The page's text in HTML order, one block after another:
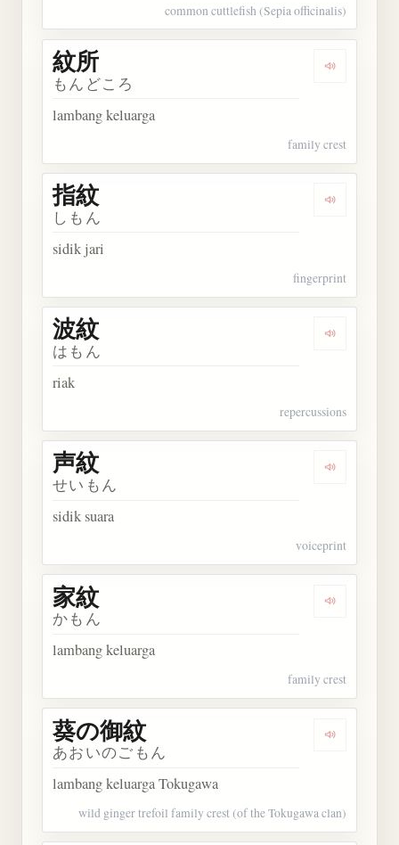
common cuttlefish (Sepia officinalis)
Dengarkan
紋所
もんどころ
lambang keluarga
family crest
Dengarkan
指紋
しもん
sidik jari
fingerprint
Dengarkan
波紋
はもん
riak
repercussions
Dengarkan
声紋
せいもん
sidik suara
voiceprint
Dengarkan
家紋
かもん
lambang keluarga
family crest
Dengarkan
葵の御紋
あおいのごもん
lambang keluarga Tokugawa
wild ginger trefoil family crest (of the Tokugawa clan)